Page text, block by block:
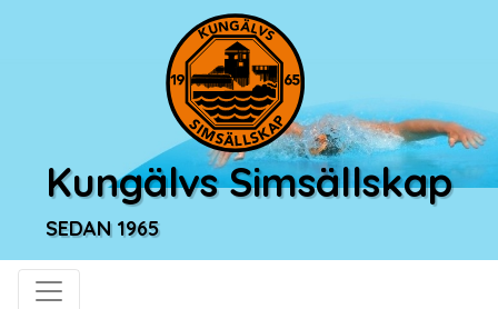
Kungälvs Simsällskap
SEDAN 1965